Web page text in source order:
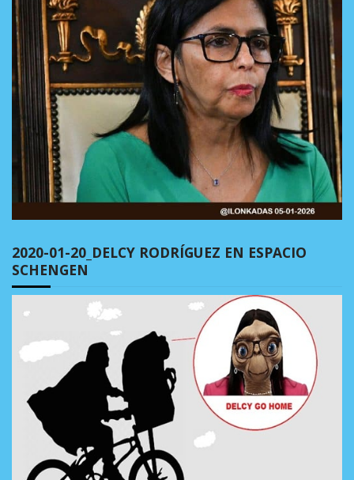
2020-01-20_DELCY RODRÍGUEZ EN ESPACIO
SCHENGEN